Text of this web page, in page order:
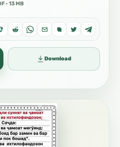
· 13 MB
Download